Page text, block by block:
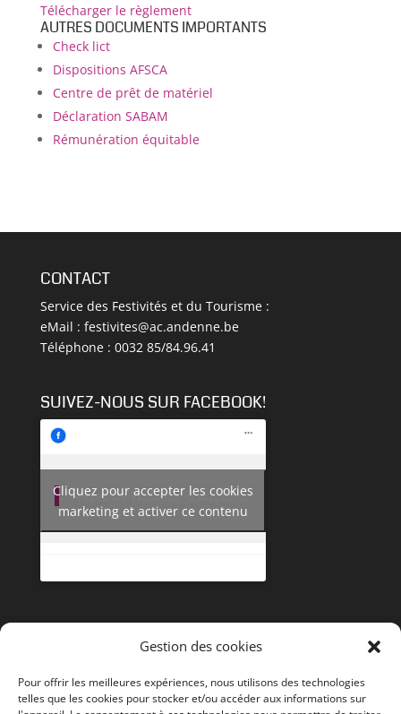
Gestion des cookies
Pour offrir les meilleures expériences, nous utilisons des technologies
telles que les cookies pour stocker et/ou accéder aux informations sur
Télécharger le règlement
AUTRES DOCUMENTS IMPORTANTS
Check lict
Dispositions AFSCA
Centre de prêt de matériel
Déclaration SABAM
Rémunération équitable
CONTACT
Service des Festivités et du Tourisme :
eMail : festivites@ac.andenne.be
Téléphone : 0032 85/84.96.41
SUIVEZ-NOUS SUR FACEBOOK!
Fêtes de Wallonie d'Andenne
Cliquez pour accepter les cookies
marketing et activer ce contenu